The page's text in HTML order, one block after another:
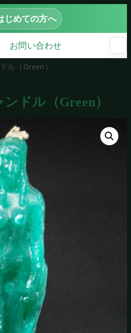
じめての方へ
お問い合わせ
メ
ル（Green）
ドル（Green）